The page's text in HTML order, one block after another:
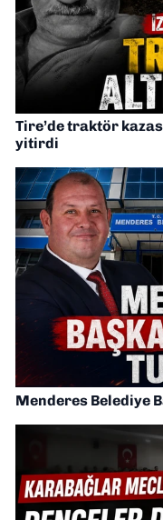
Tire’de traktör
yitirdi
Menderes Belediye